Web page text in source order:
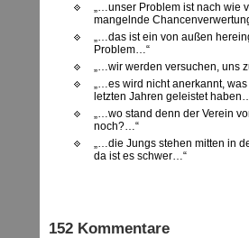
„…unser Problem ist nach wie
mangelnde
„…das ist ein von außen
Problem…“
„…wir werden versuchen, uns
„…es wird nicht anerkannt,
letzten Jahren geleistet
„…wo stand denn der Verein
noch?…“
„…die Jungs stehen mitten in
da ist es schwer…“
152 Kommentare